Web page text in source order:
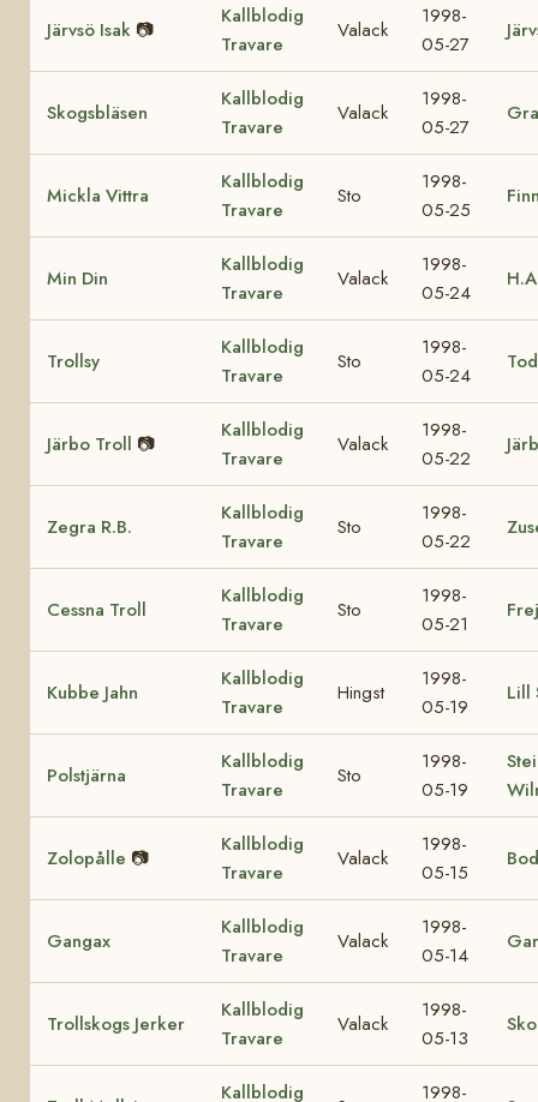
Järvsö Isak 📷
Kallblodig
Travare
Valack
1998-
05-27
Skogsbläsen
Kallblodig
Travare
Valack
1998-
05-27
Mickla Vittra
Kallblodig
Travare
Sto
1998-
05-25
Min Din
Kallblodig
Travare
Valack
1998-
05-24
Trollsy
Kallblodig
Travare
Sto
1998-
05-24
Järbo Troll 📷
Kallblodig
Travare
Valack
1998-
05-22
Zegra R.B.
Kallblodig
Travare
Sto
1998-
05-22
Cessna Troll
Kallblodig
Travare
Sto
1998-
05-21
Kubbe Jahn
Kallblodig
Travare
Hingst
1998-
05-19
Lill
Polstjärna
Kallblodig
Travare
Sto
1998-
05-19
Zolopålle 📷
Kallblodig
Travare
Valack
1998-
05-15
Gangax
Kallblodig
Travare
Valack
1998-
05-14
Trollskogs Jerker
Kallblodig
Travare
Valack
1998-
05-13
Kallblodig 1998-